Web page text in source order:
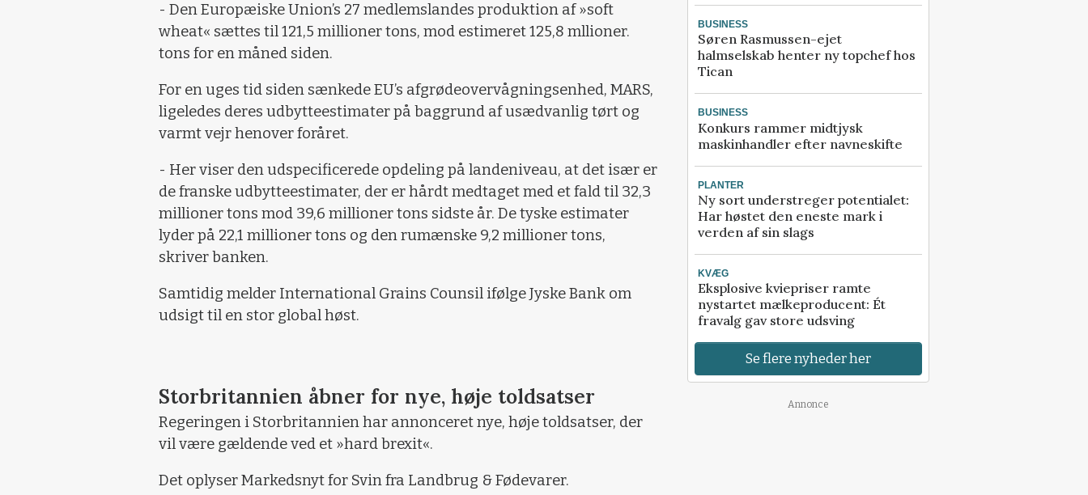
- Den Europæiske Union’s 27 medlemslandes produktion af »soft
wheat« sættes til 121,5 millioner tons, mod estimeret 125,8 mllioner.
tons for en måned siden.
For en uges tid siden sænkede EU’s afgrødeovervågningsenhed, MARS,
ligeledes deres udbytteestimater på baggrund af usædvanlig tørt og
varmt vejr henover foråret.
- Her viser den udspecificerede opdeling på landeniveau, at det især er
de franske udbytteestimater, der er hårdt medtaget med et fald til 32,3
millioner tons mod 39,6 millioner tons sidste år. De tyske estimater
lyder på 22,1 millioner tons og den rumænske 9,2 millioner tons,
skriver banken.
Samtidig melder International Grains Counsil ifølge Jyske Bank om
udsigt til en stor global høst.
Storbritannien åbner for nye, høje toldsatser
Regeringen i Storbritannien har annonceret nye, høje toldsatser, der
vil være gældende ved et »hard brexit«.
Det oplyser Markedsnyt for Svin fra Landbrug & Fødevarer.
BUSINESS
Søren Rasmussen-ejet
halmselskab henter ny topchef hos
Tican
BUSINESS
Konkurs rammer midtjysk
maskinhandler efter navneskifte
PLANTER
Ny sort understreger potentialet:
Har høstet den eneste mark i
verden af sin slags
KVÆG
Eksplosive kviepriser ramte
nystartet mælkeproducent: Ét
fravalg gav store udsving
Se flere nyheder her
Annonce